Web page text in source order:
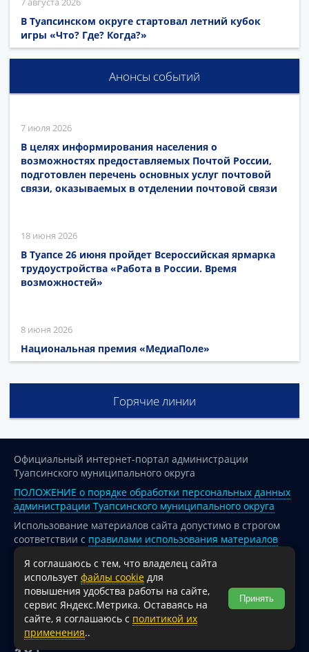
В Туапсинском округе стартовал летний кубок
игры «Что? Где? Когда?»
Анонсы событий
7 июля 2026
В целях информирования населения о
возможностях предоставляемых Почтой России,
подготовлен перечень основных услуг почтовой
связи, оказываемых в отделении почтовой связи
18 июня 2026
В Туапсе 26 июня пройдет Всероссийская ярмарка
трудоустройства «Работа в России. Время
возможностей»
8 июня 2026
Национальная премия «МедиаПоле»
Горячие линии
Официальный интернет-портал администрации
Туапсинского муниципального округа
ПОЛОЖЕНИЕ о порядке обработки персональных данных
администрации Туапсинского муниципального округа
Использование материалов сайта допустимо в строгом
соответствии с правилами использования материалов
опубликованных на сайте
При перепечатке и использовании информации ссылка
на источник обязательна.
Для сайтов и страниц сети Интернет обязательна
активная гиперссылка на официальный интернет-портал
администрации Туапсинского муниципального округа.
Я соглашаюсь с тем, что владелец сайта
использует файлы cookie для
повышения удобства работы на сайте,
сервис Яндекс.Метрика. Оставаясь на
сайте, я соглашаюсь с политикой их
применения..
Принять